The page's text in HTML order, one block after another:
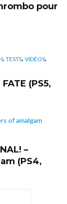
pour
, TESTS, VIDÉOS,
(PS5,
–
(PS4,